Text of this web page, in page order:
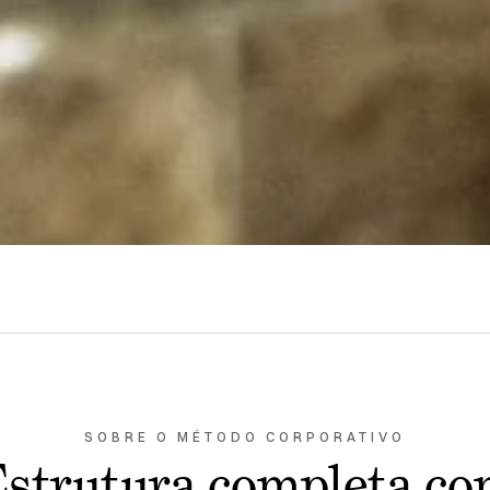
SOBRE O MÉTODO CORPORATIVO